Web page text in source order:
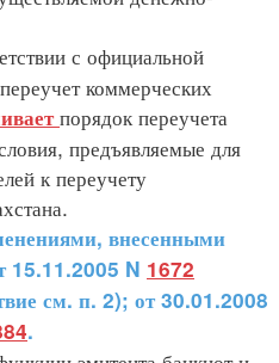
с официальной
коммерческих
порядок переучета
предъявляемые для
к переучету
внесенными
15.11.2005 N 1672
см. п. 2); от 30.01.2008
.